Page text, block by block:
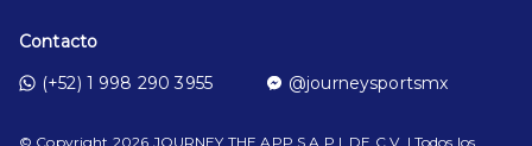
Contacto
(+52) 1 998 290 3955
@journeysportsmx
© Copyright 2026 JOURNEY THE APP S.A.P.I. DE C.V. | Todos los